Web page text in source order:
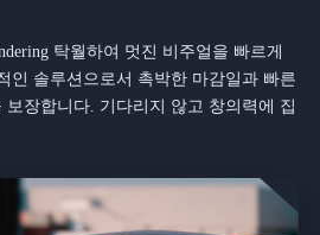
탁월하여 멋진 비주얼을 빠르게
인 솔루션으로서 촉박한 마감일과 빠른
장합니다. 기다리지 않고 창의력에 집